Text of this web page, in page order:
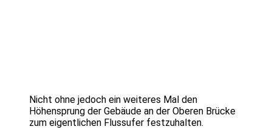
Nicht ohne jedoch ein weiteres Mal den
Höhensprung der Gebäude an der Oberen Brücke
zum eigentlichen Flussufer festzuhalten.